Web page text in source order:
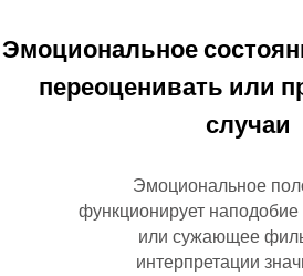
Эмоциональное
переоценивать или
случаи
Эмоциональное
функционирует
или сужающее
интерпретации